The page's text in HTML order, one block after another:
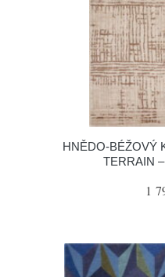
HNĚDO-BÉŽOVÝ
TERRAIN
1